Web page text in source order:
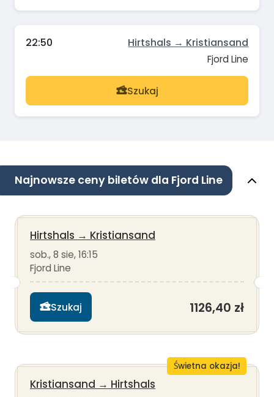
22:50 Hirtshals → Kristiansand
Fjord Line
Szukaj
Najnowsze ceny biletów dla Fjord Line
Hirtshals → Kristiansand
sob., 8 sie, 16:15
Fjord Line
Szukaj 1126,40 zł
Świetna okazja!
Kristiansand → Hirtshals